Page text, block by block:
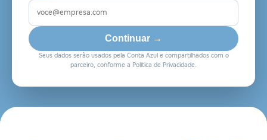
Continuar →
Seus dados serão usados pela Conta Azul e compartilhados com o
parceiro, conforme a Política de Privacidade.